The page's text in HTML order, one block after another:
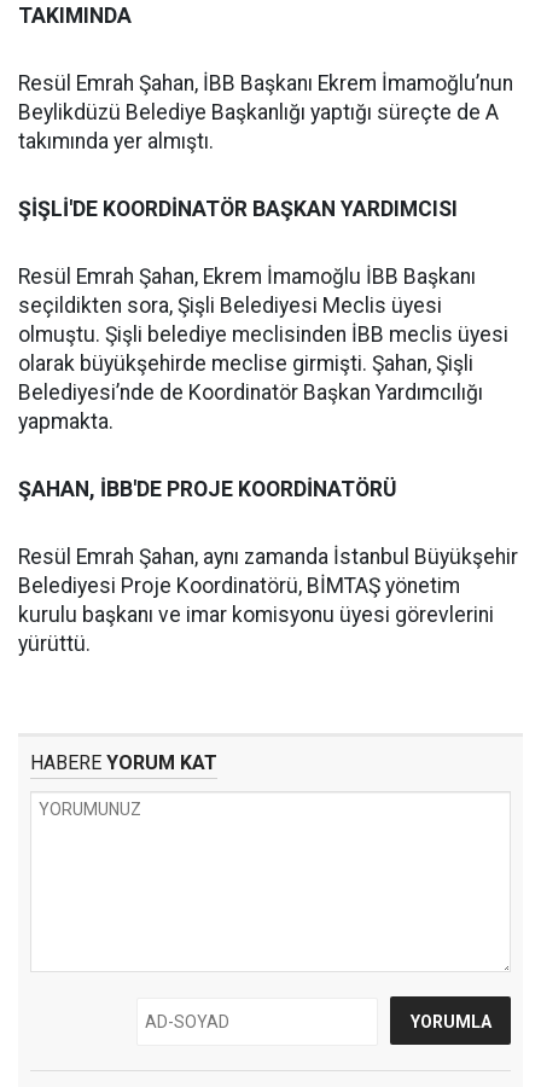
TAKIMINDA
Resül Emrah Şahan, İBB Başkanı Ekrem İmamoğlu’nun
Beylikdüzü Belediye Başkanlığı yaptığı süreçte de A
takımında yer almıştı.
ŞİŞLİ'DE KOORDİNATÖR BAŞKAN YARDIMCISI
Resül Emrah Şahan, Ekrem İmamoğlu İBB Başkanı
seçildikten sora, Şişli Belediyesi Meclis üyesi
olmuştu. Şişli belediye meclisinden İBB meclis üyesi
olarak büyükşehirde meclise girmişti. Şahan, Şişli
Belediyesi’nde de Koordinatör Başkan Yardımcılığı
yapmakta.
ŞAHAN, İBB'DE PROJE KOORDİNATÖRÜ
Resül Emrah Şahan, aynı zamanda İstanbul Büyükşehir
Belediyesi Proje Koordinatörü, BİMTAŞ yönetim
kurulu başkanı ve imar komisyonu üyesi görevlerini
yürüttü.
HABERE YORUM KAT